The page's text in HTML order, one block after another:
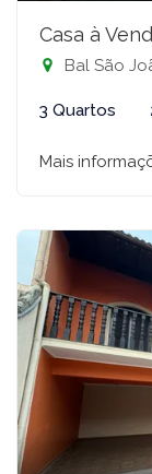
Casa à
Bal São
3 Quartos
Mais